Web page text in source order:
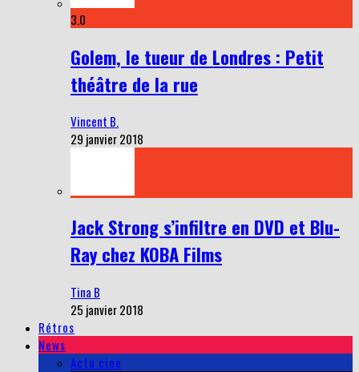
3.0
Golem, le tueur de Londres : Petit
théâtre de la rue
Vincent B.
29 janvier 2018
Jack Strong s’infiltre en DVD et Blu-
Ray chez KOBA Films
Tina B
25 janvier 2018
Rétros
News
Actu cine